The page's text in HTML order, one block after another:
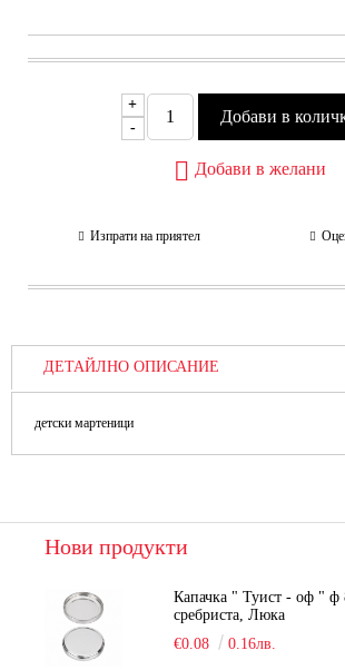
+
-
Добави в желани
Изпрати на приятел
ДЕТАЙЛНО ОПИСАНИЕ
детски мартеници
Нови продукти
Капачка " Туист - оф " ф
сребриста, Люка
€0.08
0.16лв.